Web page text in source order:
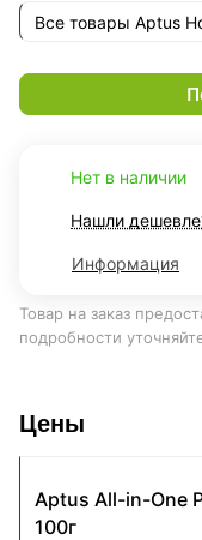
Все товары Aptus
Нет в наличии
Нашли
Информация
Товар на заказ
подробности
Цены
Aptus All-in-One
100г